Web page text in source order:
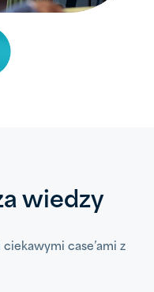
wiedzy
case’ami z